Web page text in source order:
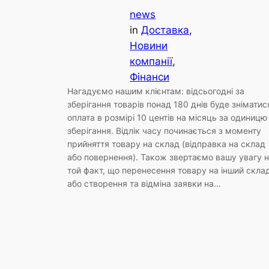
news
in Доставка
Новини
компанії
Фінанси
Нагадуємо нашим клієнтам: відсьогодні за
зберігання товарів понад 180 днів буде
оплата в розмірі 10 центів на місяць за одиницю
зберігання. Відлік часу починається з моменту
прийняття товару на склад (відправка на склад
або повернення). Також звертаємо вашу увагу
той факт, що перенесення товару на інший
або створення та відміна заявки на…